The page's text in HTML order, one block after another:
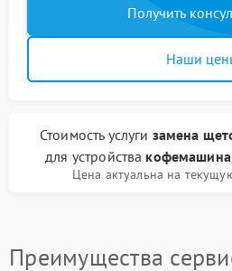
Получить
Наши
Стоимость услуги замена
для устройства кофемашина
Цена актуальна на
Преимущества